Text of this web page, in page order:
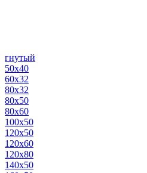
гнутый
50х40
60х32
80х32
80х50
80х60
100х50
120х50
120х60
120х80
140х50